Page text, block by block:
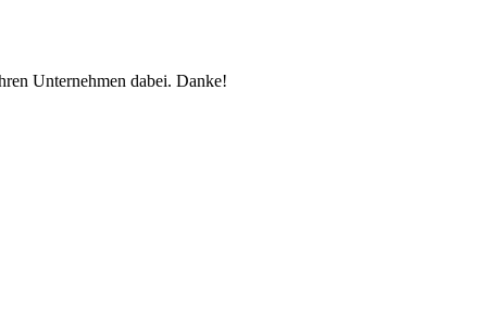
Unternehmen dabei. Danke!